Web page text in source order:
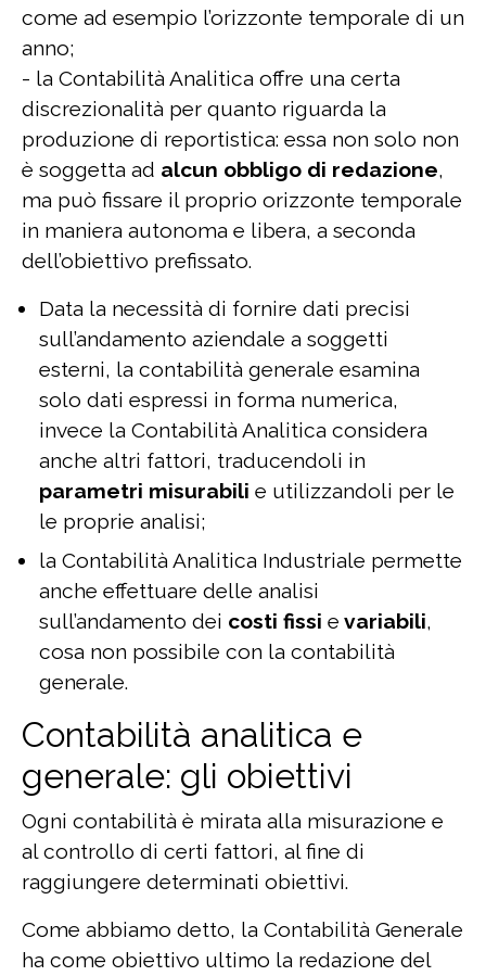
come ad esempio l’orizzonte temporale di un
anno;
- la Contabilità Analitica offre una certa
discrezionalità per quanto riguarda la
produzione di reportistica: essa non solo non
è soggetta ad alcun obbligo di redazione,
ma può fissare il proprio orizzonte temporale
in maniera autonoma e libera, a seconda
dell’obiettivo prefissato.
Data la necessità di fornire dati precisi
sull’andamento aziendale a soggetti
esterni, la contabilità generale esamina
solo dati espressi in forma numerica,
invece la Contabilità Analitica considera
anche altri fattori, traducendoli in
parametri misurabili e utilizzandoli per le
le proprie analisi;
la Contabilità Analitica Industriale permette
anche effettuare delle analisi
sull’andamento dei costi fissi e variabili,
cosa non possibile con la contabilità
generale.
Contabilità analitica e
generale: gli obiettivi
Ogni contabilità è mirata alla misurazione e
al controllo di certi fattori, al fine di
raggiungere determinati obiettivi.
Come abbiamo detto, la Contabilità Generale
ha come obiettivo ultimo la redazione del